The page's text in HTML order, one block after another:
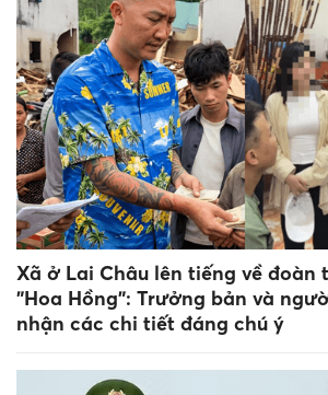
Xã ở Lai Châu lên tiếng về đoàn
"Hoa Hồng": Trưởng bản và
nhận các chi tiết đáng chú ý